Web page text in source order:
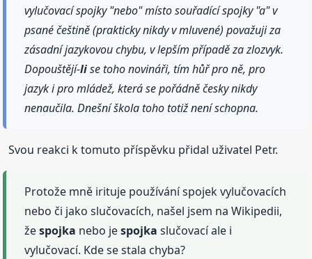
vylučovací spojky "nebo" místo souřadící spojky "a" v
psané češtině (prakticky nikdy v mluvené) považuji za
zásadní jazykovou chybu, v lepším případě za zlozvyk.
Dopouštějí-lise toho novináři, tím hůř pro ně, pro
jazyk i pro mládež, která se pořádně česky nikdy
nenaučila. Dnešní škola toho totiž není schopna.
Svou reakci k tomuto příspěvku přidal uživatel Petr.
Protože mně irituje používání spojek vylučovacích
nebo či jako slučovacích, našel jsem na Wikipedii,
žespojka nebo jespojka slučovací ale i
vylučovací. Kde se stala chyba?